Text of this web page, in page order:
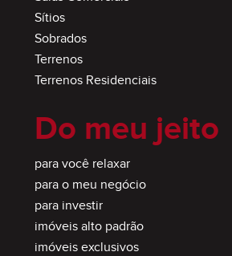
Sítios
Sobrados
Terrenos
Terrenos Residenciais
Do meu jeito
para você relaxar
para o meu negócio
para investir
imóveis alto padrão
imóveis exclusivos